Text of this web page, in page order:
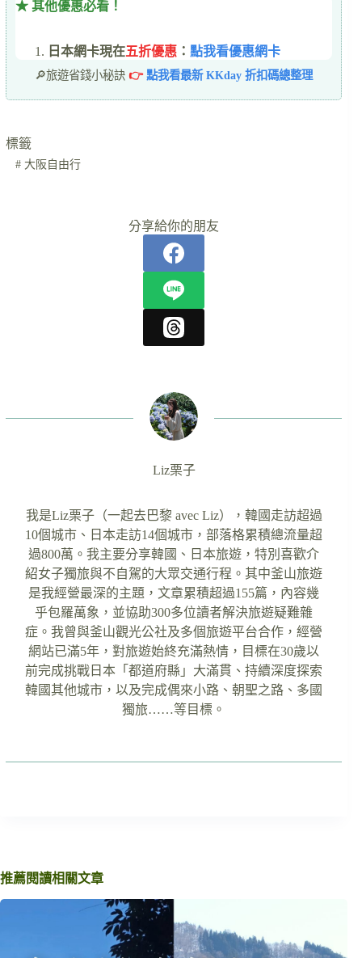
★ 其他優惠必看！
日本網卡現在五折優惠： 點我看優惠網卡
🔎旅遊省錢小秘訣 👉點我看最新 KKday 折扣碼總整理
標籤
#大阪自由行
分享給你的朋友
Liz栗子
我是Liz栗子（一起去巴黎 avec Liz），韓國走訪超過
10個城市、日本走訪14個城市，部落格累積總流量超
過800萬。我主要分享韓國、日本旅遊，特別喜歡介
紹女子獨旅與不自駕的大眾交通行程。其中釜山旅遊
是我經營最深的主題，文章累積超過155篇，內容幾
乎包羅萬象，並協助300多位讀者解決旅遊疑難雜
症。我曾與釜山觀光公社及多個旅遊平台合作，經營
網站已滿5年，對旅遊始終充滿熱情，目標在30歲以
前完成挑戰日本「都道府縣」大滿貫、持續深度探索
韓國其他城市，以及完成偶來小路、朝聖之路、多國
獨旅……等目標。
推薦閱讀相關文章